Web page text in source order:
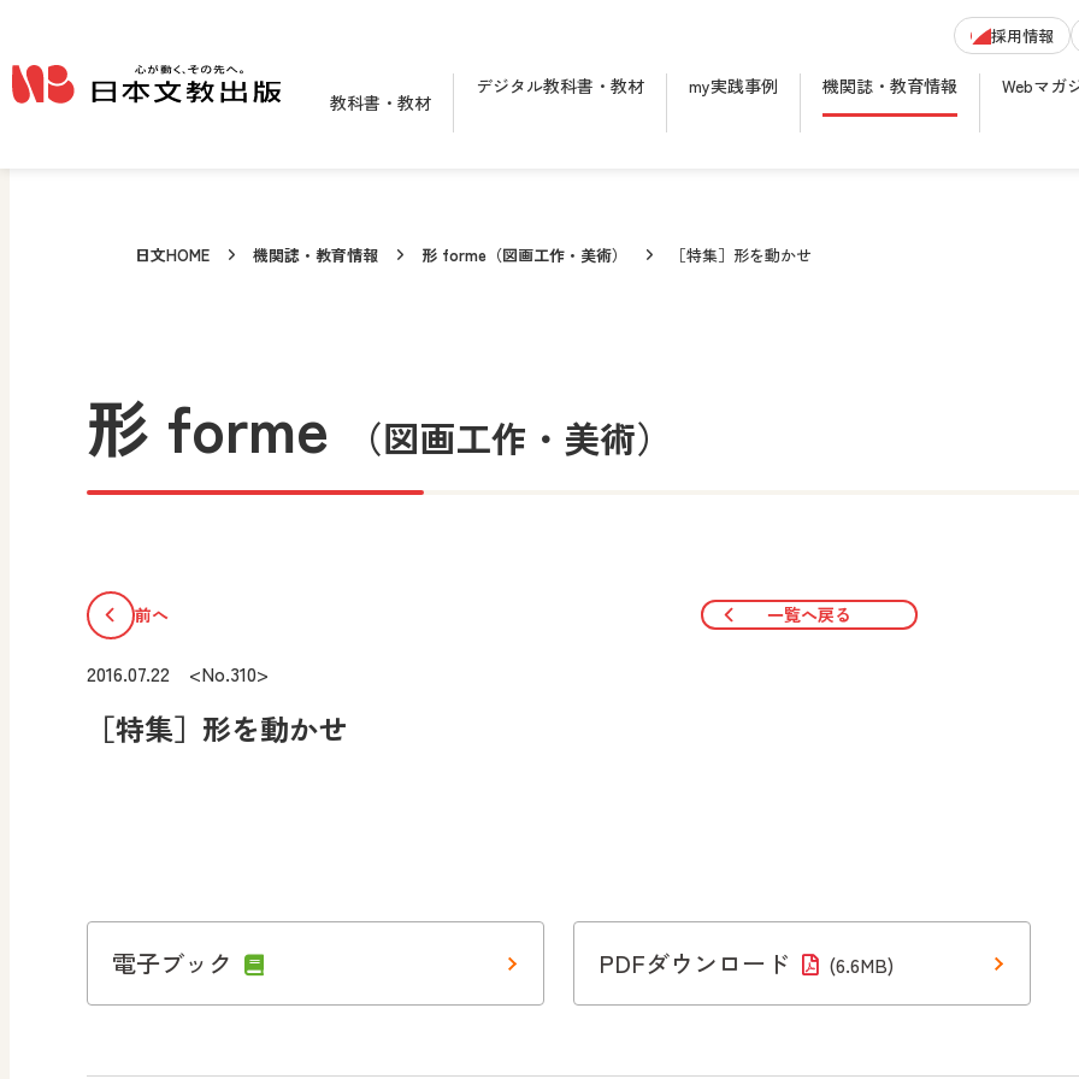
採用情報
教科書・教材
デジタル教科書・教材 my実践事例 機関誌・教育情報 Webマガ
日文HOME 機関誌・教育情報 形 forme（図画工作・美術） ［特集］形を動かせ
形 forme （図画工作・美術）
前へ 一覧へ戻る
2016.07.22 <No.310>
［特集］形を動かせ
電子ブック PDFダウンロード (6.6MB)